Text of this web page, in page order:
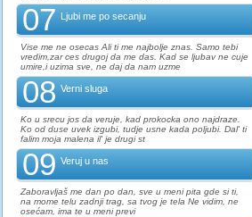
07 Ljubi me po secanju
Vise me ne osecas Ali ti me najbolje znas. Samo tebi
vredim,zar ces drugoj da me das. Kad se ljubav ne cuje
umire,i uzima sve, ne daj da nam uzme
08 Verni sluga
Ko u srecu jos da veruje, kad prokocka ono najdraze.
Ko od duse uvek izgubi, tudje usne kada poljubi. Dal' ti
falim moja malena il' je drugi st
09 Veruj u nas
Zaboravljaš me dan po dan, sve u meni pita gde si ti,
na mome telu zadnji trag, sa tvog je tela Ne vidim, ne
osećam, ima te u meni previ